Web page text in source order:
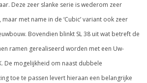
Deze zeer slanke serie is wederom zeer
met name in de ‘Cubic’ variant ook zeer
Bovendien blinkt SL 38 uit wat betreft de
ramen gerealiseerd worden met een Uw-
De mogelijkheid om naast dubbele
toe te passen levert hieraan een belangrijke